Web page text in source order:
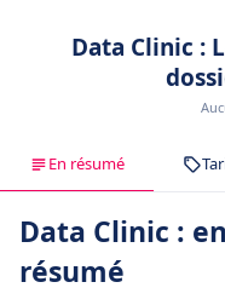
Data Clinic :
En résumé
Data Clinic : en
résumé